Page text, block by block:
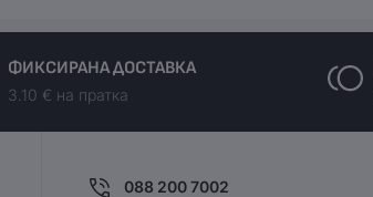
ФИКСИРАНА ДОСТАВКА
3.10 € на пратка
088 200 7002